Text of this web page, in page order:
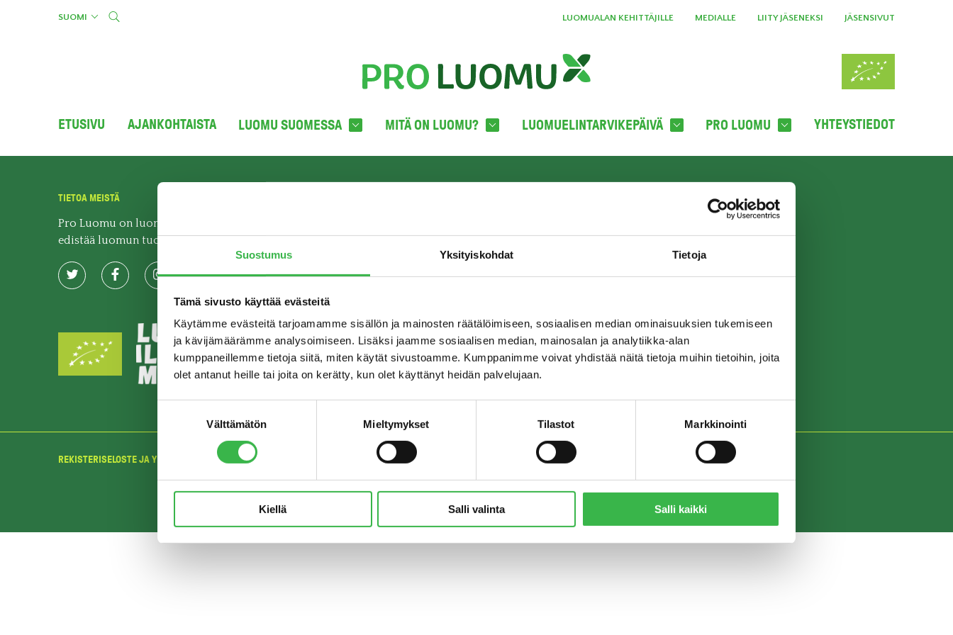
Suostumus Yksityiskohdat Tietoja
Tämä sivusto käyttää evästeitä
Käytämme evästeitä tarjoamamme sisällön ja mainosten räätälöimiseen, sosiaalisen median ominaisuuksien tukemiseen
ja kävijämäärämme analysoimiseen. Lisäksi jaamme sosiaalisen median, mainosalan ja analytiikka-alan
kumppaneillemme tietoja siitä, miten käytät sivustoamme. Kumppanimme voivat yhdistää näitä tietoja muihin tietoihin, joita
olet antanut heille tai joita on kerätty, kun olet käyttänyt heidän palvelujaan.
Välttämätön Mieltymykset Tilastot Markkinointi
Kiellä Salli valinta Salli kaikki
SUOMI LUOMUALAN KEHITTÄJILLE MEDIALLE LIITY JÄSENEKSI JÄSENSIVUT
ETUSIVU AJANKOHTAISTA LUOMU SUOMESSA MITÄ ON LUOMU? LUOMUELINTARVIKEPÄIVÄ PRO LUOMU YHTEYSTIEDOT
TIETOA MEISTÄ
Pro Luomu on luomualan yhteistyöorganisaatio, joka
edistää luomun tuotantoa ja kulutusta Suomessa.
c/o Boffice
Hämeentie 31 LH 821
00500 HELSINKI
TILAA UUTISKIRJE
REKISTERISELOSTE JA YKSITYISYYDENSUOJA © Pro Luomu ry 2018